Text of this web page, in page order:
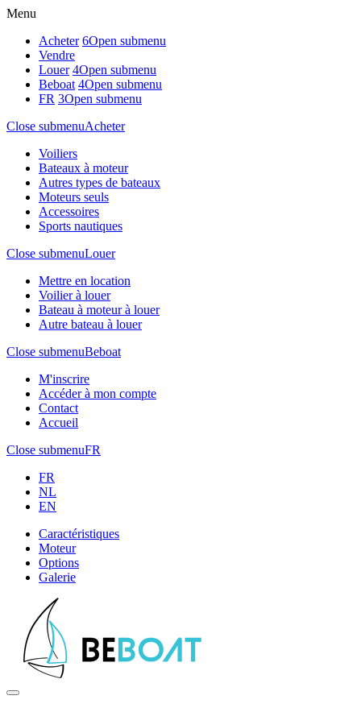
Menu
Acheter 6Open submenu
Vendre
Louer 4Open submenu
Beboat 4Open submenu
FR 3Open submenu
Close submenuAcheter
Voiliers
Bateaux à moteur
Autres types de bateaux
Moteurs seuls
Accessoires
Sports nautiques
Close submenuLouer
Mettre en location
Voilier à louer
Bateau à moteur à louer
Autre bateau à louer
Close submenuBeboat
M'inscrire
Accéder à mon compte
Contact
Accueil
Close submenuFR
FR
NL
EN
Caractéristiques
Moteur
Options
Galerie